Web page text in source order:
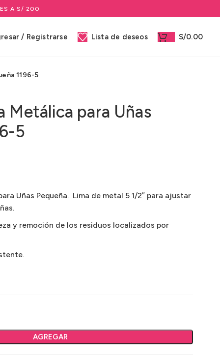
A S/ 200
/ Registrarse Lista de deseos S/0.00
1196-5
Metálica para Uñas
5
Uñas Pequeña. Lima de metal 5 1/2″ para ajustar
y remoción de los residuos localizados por
AGREGAR